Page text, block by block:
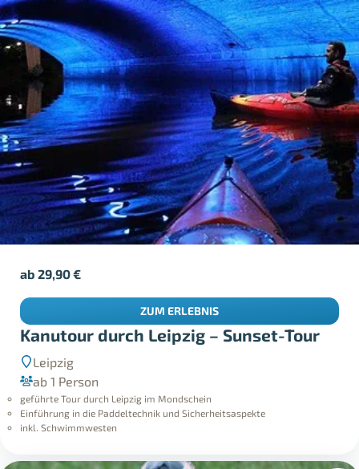
Kanutour durch Leipzig – Sunset-Tour
Leipzig
ab 1 Person
geführte Tour durch Leipzig im Mondschein
Einführung in die Paddeltechnik und Sicherheitsaspekte
inkl. Schwimmwesten
ab29,90€
ZUM ERLEBNIS